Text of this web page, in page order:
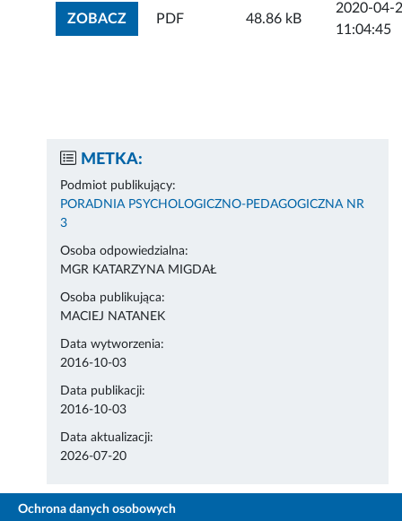
ZOBACZZOBACZ ZAŁĄCZNIK
PDF 48.86 kB
2020-04-
11:04:45
METKA:
Podmiot publikujący:
PORADNIA PSYCHOLOGICZNO-PEDAGOGICZNA NR
3
Osoba odpowiedzialna:
MGR KATARZYNA MIGDAŁ
Osoba publikująca:
MACIEJ NATANEK
Data wytworzenia:
2016-10-03
Data publikacji:
2016-10-03
Data aktualizacji:
2026-07-20
Ochrona danych osobowych